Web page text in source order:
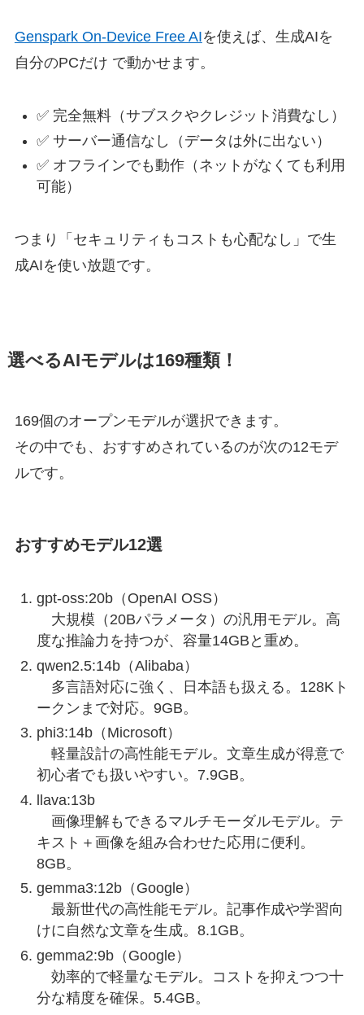
Genspark On-Device Free AIを使えば、生成AIを
自分のPCだけ で動かせます。
✅ 完全無料（サブスクやクレジット消費なし）
✅ サーバー通信なし（データは外に出ない）
✅ オフラインでも動作（ネットがなくても利用
可能）
つまり「セキュリティもコストも心配なし」で生
成AIを使い放題です。
選べるAIモデルは169種類！
169個のオープンモデルが選択できます。
その中でも、おすすめされているのが次の12モデ
ルです。
おすすめモデル12選
gpt-oss:20b（OpenAI OSS）
大規模（20Bパラメータ）の汎用モデル。高
度な推論力を持つが、容量14GBと重め。
qwen2.5:14b（Alibaba）
多言語対応に強く、日本語も扱える。128Kト
ークンまで対応。9GB。
phi3:14b（Microsoft）
軽量設計の高性能モデル。文章生成が得意で
初心者でも扱いやすい。7.9GB。
llava:13b
画像理解もできるマルチモーダルモデル。テ
キスト＋画像を組み合わせた応用に便利。
8GB。
gemma3:12b（Google）
最新世代の高性能モデル。記事作成や学習向
けに自然な文章を生成。8.1GB。
gemma2:9b（Google）
効率的で軽量なモデル。コストを抑えつつ十
分な精度を確保。5.4GB。